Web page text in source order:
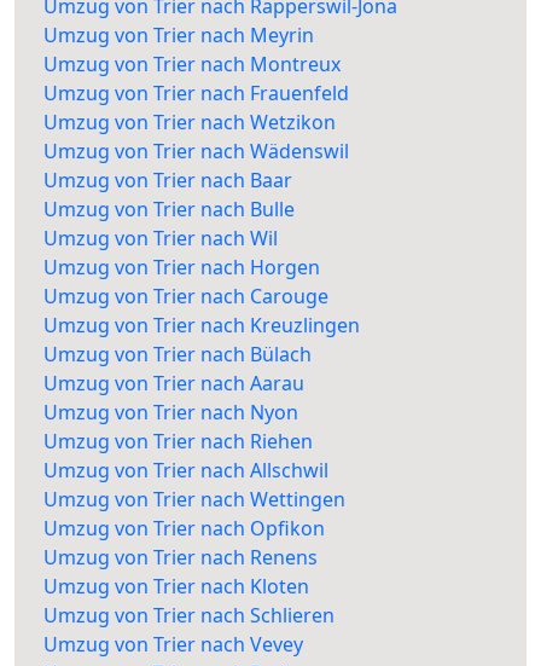
Umzug von Trier nach Rapperswil-Jona
Umzug von Trier nach Meyrin
Umzug von Trier nach Montreux
Umzug von Trier nach Frauenfeld
Umzug von Trier nach Wetzikon
Umzug von Trier nach Wädenswil
Umzug von Trier nach Baar
Umzug von Trier nach Bulle
Umzug von Trier nach Wil
Umzug von Trier nach Horgen
Umzug von Trier nach Carouge
Umzug von Trier nach Kreuzlingen
Umzug von Trier nach Bülach
Umzug von Trier nach Aarau
Umzug von Trier nach Nyon
Umzug von Trier nach Riehen
Umzug von Trier nach Allschwil
Umzug von Trier nach Wettingen
Umzug von Trier nach Opfikon
Umzug von Trier nach Renens
Umzug von Trier nach Kloten
Umzug von Trier nach Schlieren
Umzug von Trier nach Vevey